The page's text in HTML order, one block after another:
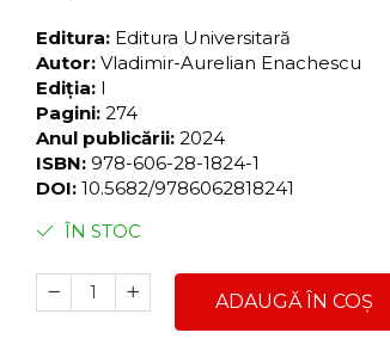
Editura: Editura Universitară
Autor: Vladimir-Aurelian Enachescu
Ediția: I
Pagini: 274
Anul publicării: 2024
ISBN: 978-606-28-1824-1
DOI: 10.5682/9786062818241
ÎN STOC
ADAUGĂ ÎN COȘ